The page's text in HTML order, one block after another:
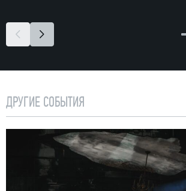
ДРУГИЕ СОБЫТИЯ